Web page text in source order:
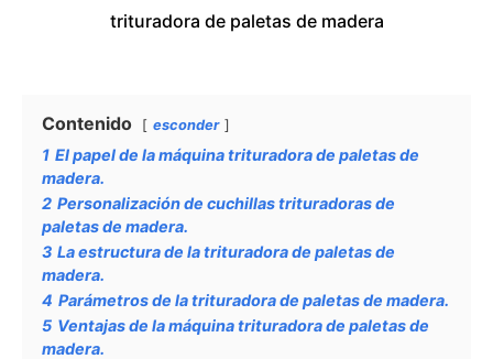
trituradora de paletas de madera
Contenido esconder
1 El papel de la máquina trituradora de paletas de
madera.
2 Personalización de cuchillas trituradoras de
paletas de madera.
3 La estructura de la trituradora de paletas de
madera.
4 Parámetros de la trituradora de paletas de madera.
5 Ventajas de la máquina trituradora de paletas de
madera.